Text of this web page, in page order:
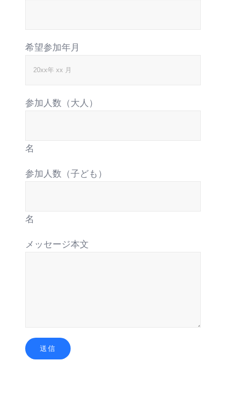
希望参加年月
参加人数（大人）
名
参加人数（子ども）
名
メッセージ本文